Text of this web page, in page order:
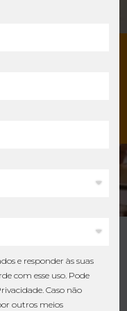
E
e responder às suas
com esse uso. Pode
. Caso não
outros meios